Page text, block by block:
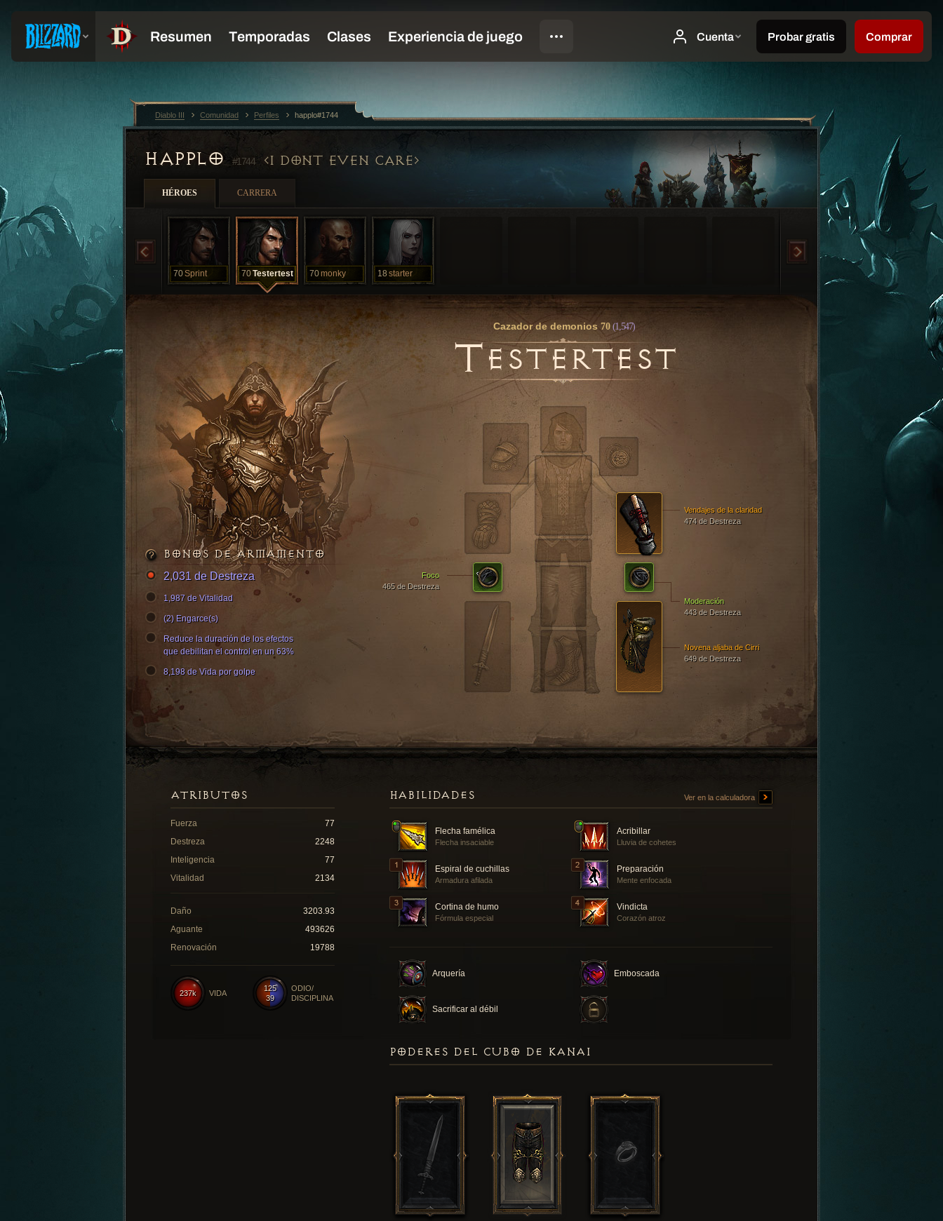
HAPPLO#1744 I DONT EVEN CARE
HÉROES CARRERA
70Sprint 70Testertest 70monky 18 starter
Cazador de demonios70 (1,547)
TESTERTEST
Vendajes de la claridad
474 de Destreza
Novena aljaba de Cirri
649 de Destreza
Moderación
443 de Destreza
Foco
465 de Destreza
BONOS DE ARMAMENTO
2,031 de Destreza
1,987 de Vitalidad
(2) Engarce(s)
Reduce la duración de los efectos
que debilitan el control en un 63%
8,198 de Vida por golpe
HABILIDADES Ver en la calculadora
Flecha famélica
Flecha insaciable
Acribillar
Lluvia de cohetes
Espiral de cuchillas
Armadura afilada
Preparación
Mente enfocada
Cortina de humo
Fórmula especial
Vindicta
Corazón atroz
Arquería Emboscada
Sacrificar al débil
ATRIBUTOS
Fuerza
77
Destreza
2248
Inteligencia
77
Vitalidad
2134
Daño
3203.93
Aguante
493626
Renovación
19788
125
39
ODIO/
DISCIPLINA
237k VIDA
PODERES DEL CUBO DE KANAI
Diablo III Comunidad Perfiles happlo#1744